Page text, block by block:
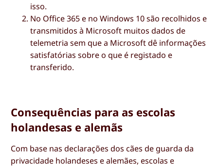
isso.
No Office 365 e no Windows 10 são recolhidos e
transmitidos à Microsoft muitos dados de
telemetria sem que a Microsoft dê informações
satisfatórias sobre o que é registado e
transferido.
Consequências para as escolas
holandesas e alemãs
Com base nas declarações dos cães de guarda da
privacidade holandeses e alemães, escolas e